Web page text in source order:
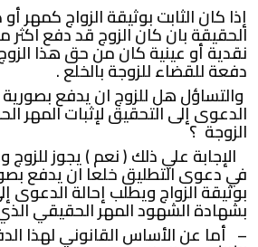
إذا كان الثابت بوثيقة الزواج كمهر
الحقيقة بان كان الزوج قد دفع
نقدية أو عينية كان من حق هذا
دفعة للقضاء للزوجة بالخلع .
والتساؤل هل للزوج ان يدفع
الدعوى إلى التحقيق لإثبات المهر
الزوجة ؟
الإجابة علي ذلك ( نعم ) يجوز
في دعوى التطليق خلعا ان يدفع
بوثيقة الزواج ويطلب إحالة الدعوى
بشهادة الشهود المهر الحقيقي
– أما عن الأساس القانوني لهذا